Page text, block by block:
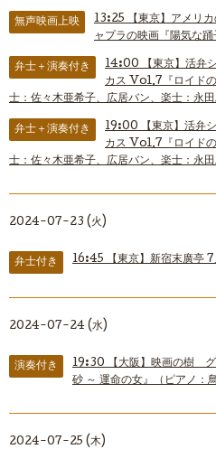
無声映画上映 13:25
【東京】アメリ
ャプラの映画『陽気な踊
弁士＋演奏付き 14:00
【東京】活弁
カス Vol.7『ロイド
士：佐々木亜希子、広居バン、楽士：永田
弁士＋演奏付き 19:00
【東京】活弁
カス Vol.7『ロイド
士：佐々木亜希子、広居バン、楽士：永田
2024-07-23 (火)
弁士付き 16:45 【東京】新宿末廣亭
2024-07-24 (水)
演奏付き 19:30
【大阪】映画の樹
砂 ～ 運命の女』（ピアノ：
2024-07-25 (木)